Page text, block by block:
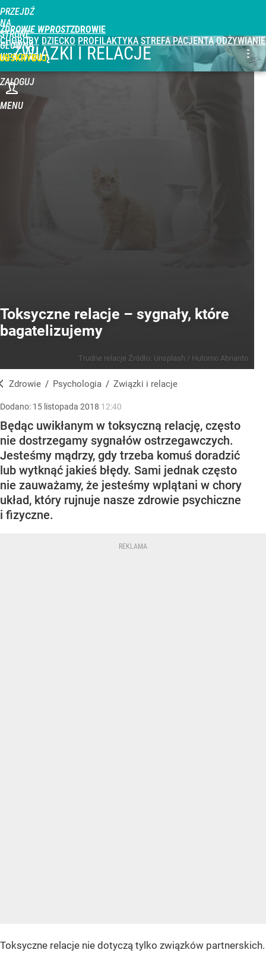
PRZEJDŹ
NA
STRONĘ
GŁÓWNĄ
WPROST.PL
ZDROWIE WPROST
CHOROBY DZIECKO PROFILAKTYKA STREFA PACJENTA ODŻYWIANIE
ZALOGUJ
MENU
ZWIĄZKI I RELACJE
Toksyczne relacje – sygnały, które
bagatelizujemy
Trudne relacje Źródło: Unsplash / Hutomo Abrianto
Zdrowie / Psychologia / Związki i relacje
Dodano: 15 listopada 2018 12:40
Będąc uwikłanym w toksyczną relację, często
nie dostrzegamy sygnałów ostrzegawczych.
Jesteśmy mądrzy, gdy trzeba komuś doradzić
lub wytknąć jakieś błędy. Sami jednak często
nie zauważamy, że jesteśmy wplątani w chory
układ, który rujnuje nasze zdrowie psychiczne
i fizyczne.
Toksyczne relacje nie dotyczą tylko związków partnerskich.